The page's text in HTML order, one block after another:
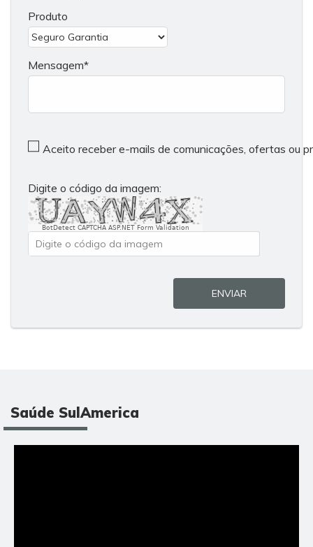
Produto
Mensagem
Aceito receber e-mails de comunicações, ofertas ou
Digite o código da imagem:
BotDetect CAPTCHA ASP.NET Form Validation
ENVIAR
Saúde SulAmerica